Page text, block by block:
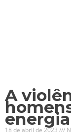
A
18 de abril de 2023